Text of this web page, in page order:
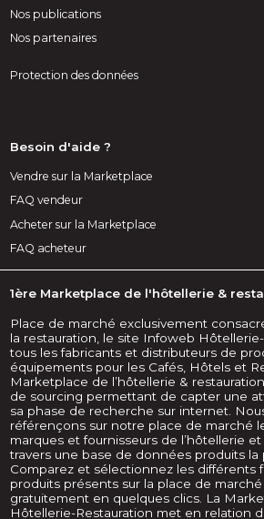
Nos publications
Nos partenaires
Protection des données
Besoin d'aide ?
Vendre sur la Marketplace
FAQ vendeur
Acheter sur la Marketplace
FAQ acheteur
1ère Marketplace de l'hôtellerie &
Place de marché exclusivement
la restauration, le site Infoweb
tous les fabricants et distributeurs de
équipements pour les Cafés, Hôtels et
Marketplace de l’hôtellerie &
de sourcing permettant de capter une
sa phase de recherche sur internet.
référençons sur notre place de marché
marques et fournisseurs de l’hôtellerie
travers une base de données produits la
Comparez et sélectionnez les différents
produits présents sur la place de
gratuitement en quelques clics. La
Hôtellerie-Restauration met en relation